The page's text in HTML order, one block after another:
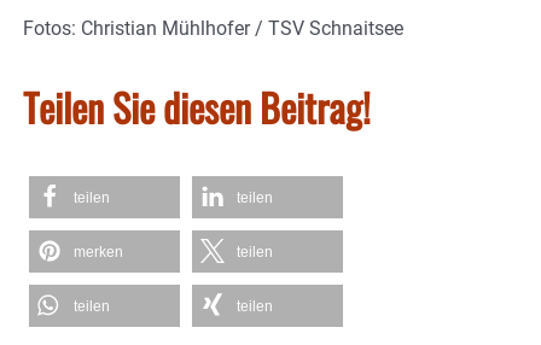
Fotos: Christian Mühlhofer / TSV Schnaitsee
Teilen Sie diesen Beitrag!
teilen teilen
merken teilen
teilen teilen